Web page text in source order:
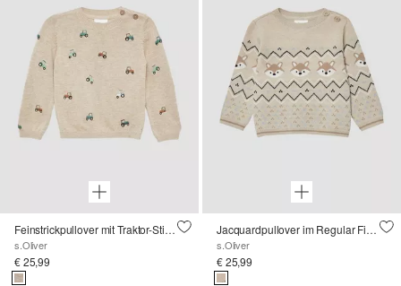
Feinstrickpullover mit Traktor-Stickerei
s.Oliver
€ 25,99
Jacquardpullover im Regular Fit mit Rundhalsausschnitt
s.Oliver
€ 25,99